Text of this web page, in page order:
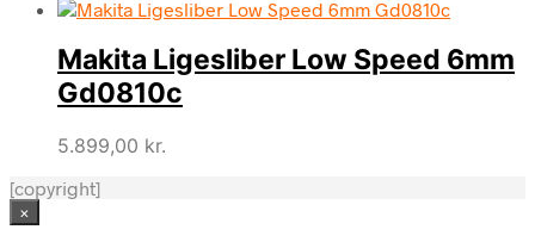
Makita Ligesliber Low Speed 6mm
Gd0810c
5.899,00 kr.
[copyright]
×